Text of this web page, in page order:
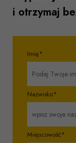
i otrzymaj
Imię*
Nazwisko*
Miejscowość*